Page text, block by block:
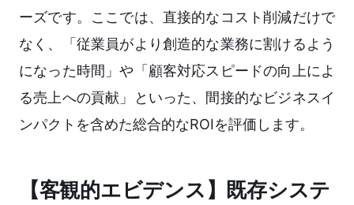
ーズです。ここでは、直接的なコスト削減だけで
なく、「従業員がより創造的な業務に割けるよう
になった時間」や「顧客対応スピードの向上によ
る売上への貢献」といった、間接的なビジネスイ
ンパクトを含めた総合的なROIを評価します。
【客観的エビデンス】既存システ